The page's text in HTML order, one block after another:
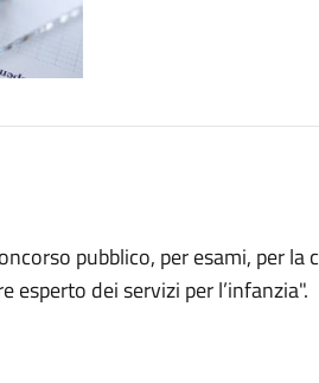
pubblico, per esami, per la
dei servizi per l’infanzia".